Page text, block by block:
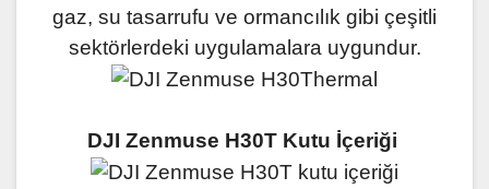
gaz, su tasarrufu ve ormancılık gibi çeşitli
sektörlerdeki uygulamalara uygundur.
DJI Zenmuse H30T Kutu İçeriği